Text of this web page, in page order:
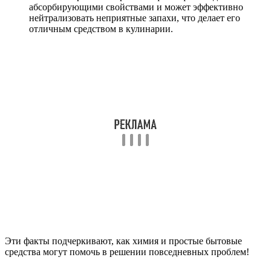
абсорбирующими свойствами и может эффективно
нейтрализовать неприятные запахи, что делает его
отличным средством в кулинарии.
Эти факты подчеркивают, как химия и простые бытовые
средства могут помочь в решении повседневных проблем!